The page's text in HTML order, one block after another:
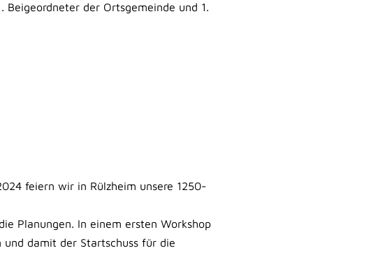
der Ortsgemeinde und 1.
feiern wir in Rülzheim unsere 1250-
Planungen. In einem ersten Workshop
damit der Startschuss für die